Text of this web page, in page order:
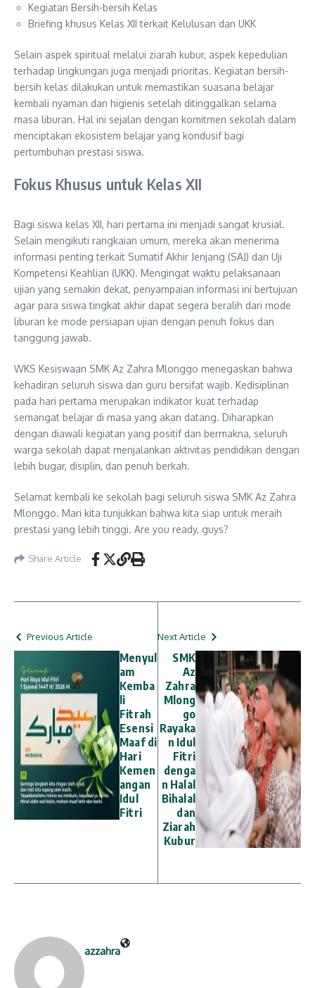
Kegiatan Bersih-bersih Kelas
Briefing khusus Kelas XII terkait Kelulusan dan UKK
Selain aspek spiritual melalui ziarah kubur, aspek kepedulian
terhadap lingkungan juga menjadi prioritas. Kegiatan bersih-
bersih kelas dilakukan untuk memastikan suasana belajar
kembali nyaman dan higienis setelah ditinggalkan selama
masa liburan. Hal ini sejalan dengan komitmen sekolah dalam
menciptakan ekosistem belajar yang kondusif bagi
pertumbuhan prestasi siswa.
Fokus Khusus untuk Kelas XII
Bagi siswa kelas XII, hari pertama ini menjadi sangat krusial.
Selain mengikuti rangkaian umum, mereka akan menerima
informasi penting terkait Sumatif Akhir Jenjang (SAJ) dan Uji
Kompetensi Keahlian (UKK). Mengingat waktu pelaksanaan
ujian yang semakin dekat, penyampaian informasi ini bertujuan
agar para siswa tingkat akhir dapat segera beralih dari mode
liburan ke mode persiapan ujian dengan penuh fokus dan
tanggung jawab.
WKS Kesiswaan SMK Az Zahra Mlonggo menegaskan bahwa
kehadiran seluruh siswa dan guru bersifat wajib. Kedisiplinan
pada hari pertama merupakan indikator kuat terhadap
semangat belajar di masa yang akan datang. Diharapkan
dengan diawali kegiatan yang positif dan bermakna, seluruh
warga sekolah dapat menjalankan aktivitas pendidikan dengan
lebih bugar, disiplin, dan penuh berkah.
Selamat kembali ke sekolah bagi seluruh siswa SMK Az Zahra
Mlonggo. Mari kita tunjukkan bahwa kita siap untuk meraih
prestasi yang lebih tinggi. Are you ready, guys?
Share Article
Previous Article
Menyul
am
Kemba
li
Fitrah
Esensi
Maaf di
Hari
Kemen
angan
Idul
Fitri
Next Article
SMK
Az
Zahra
Mlong
go
Rayaka
n Idul
Fitri
denga
n Halal
Bihalal
dan
Ziarah
Kubur
azzahra